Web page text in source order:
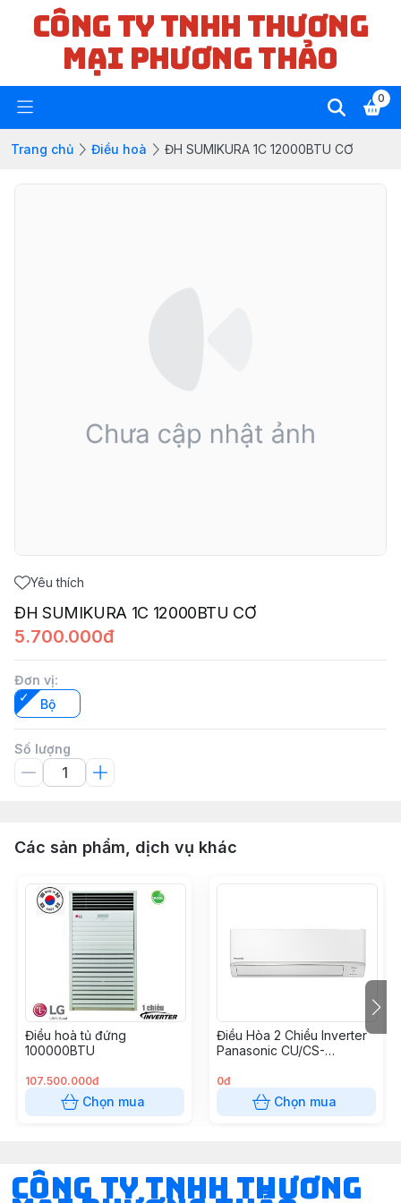
CÔNG TY TNHH THƯƠNG
MẠI PHƯƠNG THẢO
0
Trang chủ Điều hoà ĐH SUMIKURA 1C 12000BTU CƠ
Yêu thích
ĐH SUMIKURA 1C 12000BTU CƠ
5.700.000đ
Đơn vị:
Bộ
Số lượng
Các sản phẩm, dịch vụ khác
Điều hoà tủ đứng
100000BTU
107.500.000đ
Chọn mua
Điều Hòa 2 Chiều Inverter
Panasonic CU/CS-
0đ
Chọn mua
CÔNG TY TNHH THƯƠNG